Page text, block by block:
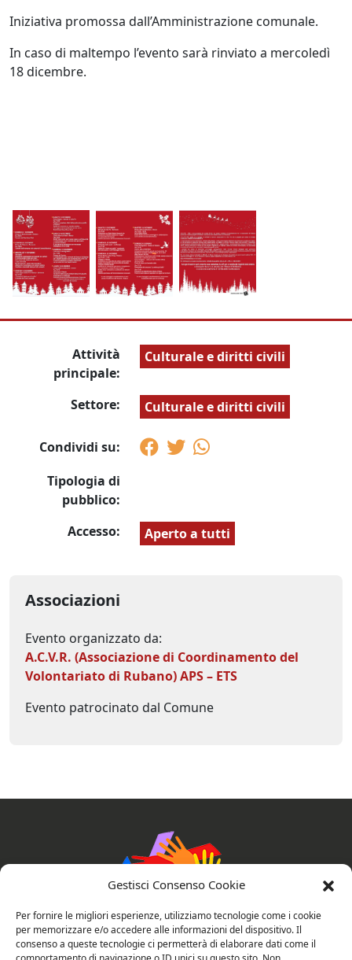
Gestisci Consenso Cookie
Per fornire le migliori esperienze, utilizziamo tecnologie come i cookie
per memorizzare e/o accedere alle informazioni del dispositivo. Il
consenso a queste tecnologie ci permetterà di elaborare dati come il
Iniziativa promossa dall’Amministrazione comunale.
In caso di maltempo l’evento sarà rinviato a mercoledì
18 dicembre.
Attività
principale:
Culturale e diritti civili
Settore: Culturale e diritti civili
Condividi su:
Tipologia di
pubblico:
Accesso:
Aperto a tutti
Associazioni
Evento organizzato da:
A.C.V.R. (Associazione di Coordinamento del
Volontariato di Rubano) APS – ETS
Evento patrocinato dal Comune